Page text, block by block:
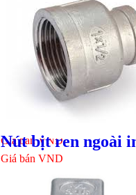
Bulong
Giá bánVND
Giá bán VND
Nút bịt ren ngoài